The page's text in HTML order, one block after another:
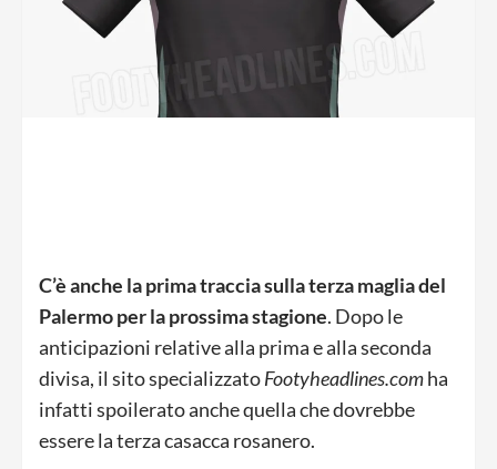
C’è anche la prima traccia sulla terza maglia del
Palermo per la prossima stagione. Dopo le
anticipazioni relative alla prima e alla seconda
divisa, il sito specializzatoFootyheadlines.comha
infatti spoilerato anche quella che dovrebbe
essere la terza casacca rosanero.